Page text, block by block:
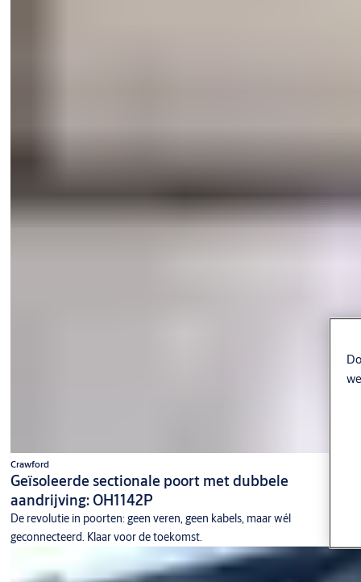
Crawford
Geïsoleerde sectionale poort met dubbele
aandrijving: OH1142P
De revolutie in poorten: geen veren, geen kabels, maar wél
geconnecteerd. Klaar voor de toekomst.